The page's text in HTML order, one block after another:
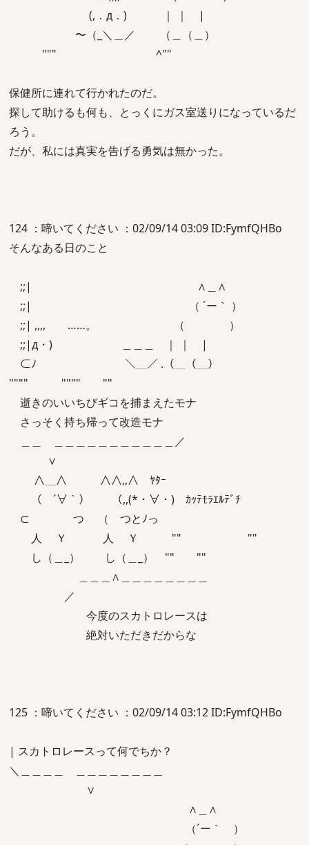
(,．д．) ｜ ｜ |
〜（_＼＿／ （＿（＿）
""" ^""
保健所に連れて行かれたのだ。
探して助けるも何も、とっくにガス室送りになっているだ
ろう。
だが、私には真実を告げる勇気は無かった。
124 ：啼いてください ：02/09/14 03:09 ID:FymfQHBo
そんなある日のこと
;;| ∧＿∧
;;| （ ´ー｀ ）
;;| ,,,, ……。 （ ）
;;|д・) ＿＿＿ ｜ ｜ |
⊂ﾉ ＼＿／ .（＿（＿）
"""" """" ""
逝きのいいちびギコを捕まえたモナ
さっそく持ち帰って改造モナ
＿＿ ＿＿＿＿＿＿＿＿＿＿＿／
∨
∧＿∧ ∧∧,,∧ ﾔﾀｰ
（ ´∀｀） （,,(*・∀・) ｶｯﾃﾓﾗｴﾙﾃﾞﾁ
⊂ つ （ つとﾉっ
人 Ｙ 人 Ｙ "" ""
し（＿_） し（＿_） "" ""
＿＿＿∧＿＿＿＿＿＿＿＿
／
今度のスカトロレースは
絶対いただきだからな
125 ：啼いてください ：02/09/14 03:12 ID:FymfQHBo
| スカトロレースって何でちか？
＼＿＿＿＿ ＿＿＿＿＿＿＿＿
∨
∧＿∧
（´ー｀ ）